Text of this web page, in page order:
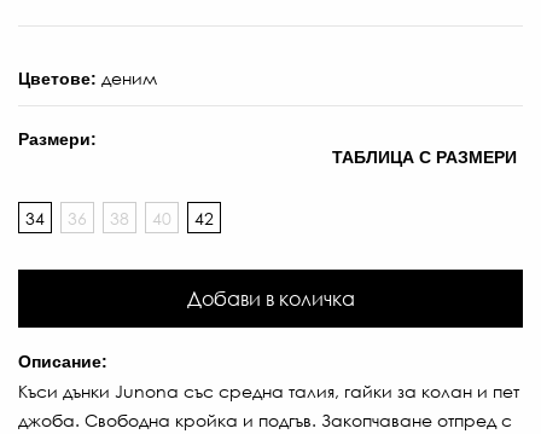
Цветове: деним
Размери:
ТАБЛИЦА С РАЗМЕРИ
34 36 38 40 42
Добави в количка
Описание:
Къси дънки Junona със средна талия, гайки за колан и пет
джоба. Свободна кройка и подгъв. Закопчаване отпред с